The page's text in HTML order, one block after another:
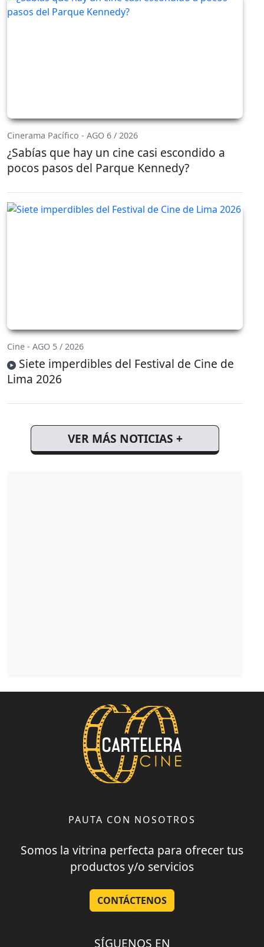
Cinerama Pacífico - AGO 6 / 2026
¿Sabías que hay un cine casi escondido a
pocos pasos del Parque Kennedy?
Cine - AGO 5 / 2026
Siete imperdibles del Festival de Cine de
Lima 2026
VER MÁS NOTICIAS +
PAUTA CON NOSOTROS
Somos la vitrina perfecta para ofrecer tus
productos y/o servicios
CONTÁCTENOS
SÍGUENOS EN